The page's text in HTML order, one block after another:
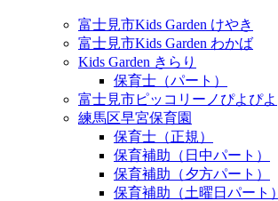
富士見市Kids Garden けやき
富士見市Kids Garden わかば
Kids Garden きらり
保育士（パート）
富士見市ピッコリーノぴよぴよ
練馬区早宮保育園
保育士（正規）
保育補助（日中パート）
保育補助（夕方パート）
保育補助（土曜日パート）